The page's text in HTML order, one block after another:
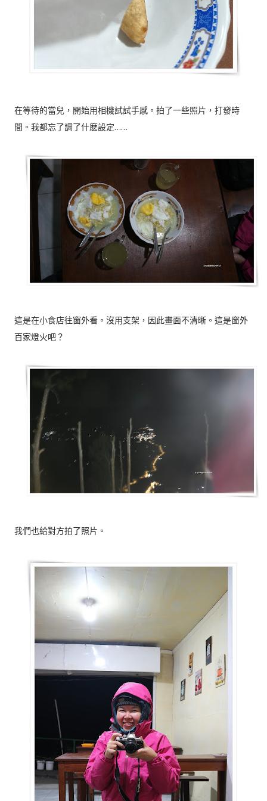
在等待的當兒，開始用相機試試手感。拍了一些照片，打發時
間。我都忘了調了什麽設定……
這是在小食店往窗外看。沒用支架，因此畫面不清晰。這是窗外
百家燈火吧？
我們也給對方拍了照片。